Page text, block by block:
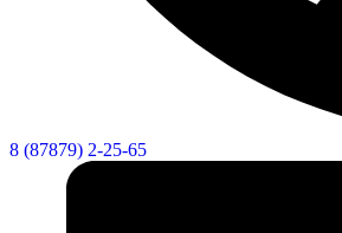
8 (87879) 2-25-65